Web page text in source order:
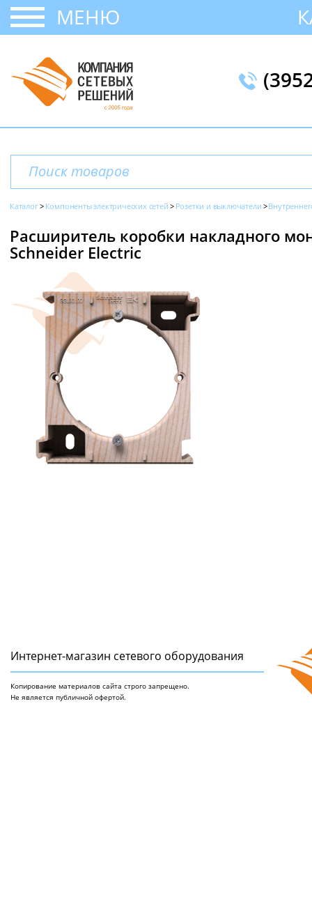
МЕНЮ
Каталог Компоненты электрических сетей Розетки и выключатели
Расширитель коробки накладного
Schneider Electric
Интернет-магазин сетeвого оборудования
Копирование материалов сайта строго запрещено.
Не является публичной офертой.